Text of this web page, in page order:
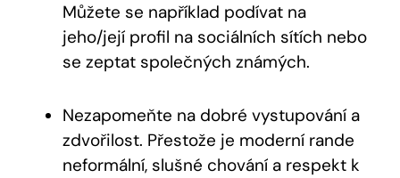
Můžete se například podívat na
jeho/její profil na sociálních sítích nebo
se zeptat společných známých.
Nezapomeňte na dobré vystupování a
zdvořilost. Přestože je moderní rande
neformální, slušné chování a respekt k